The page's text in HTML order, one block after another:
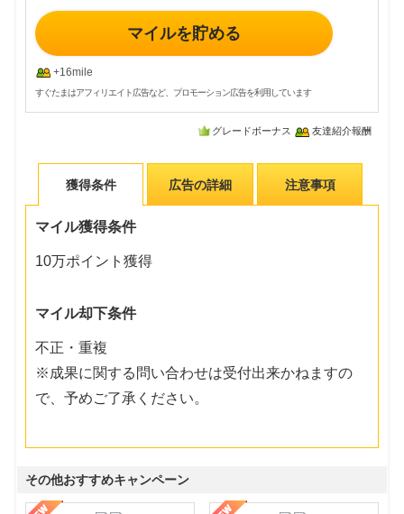
マイルを貯める
+16mile
すぐたまはアフィリエイト広告など、プロモーション広告を利用しています
グレードボーナス 友達紹介報酬
獲得条件 広告の詳細 注意事項
マイル獲得条件
10万ポイント獲得
マイル却下条件
不正・重複
※成果に関する問い合わせは受付出来かねますの
で、予めご了承ください。
その他おすすめキャンペーン